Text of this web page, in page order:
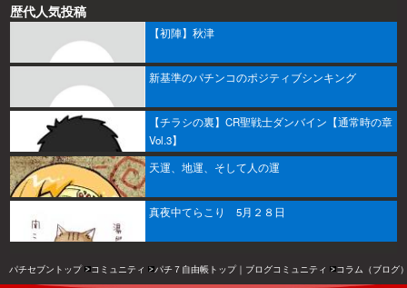
歴代人気投稿
【初陣】秋津
新基準のパチンコのポジティブシンキング
【チラシの裏】CR聖戦士ダンバイン【通常時の章
Vol.3】
天運、地運、そして人の運
真夜中てらこり 5月２８日
パチセブントップ コミュニティ パチ７自由帳トップ｜ブログコミュニティ コラム（ブログ